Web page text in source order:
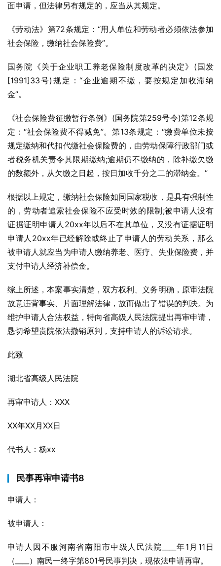
面申请，但法律另有规定的，应当从其规定。
《劳动法》第72条规定：“用人单位和劳动者必须依法参加
社会保险，缴纳社会保险费”。
国务院《关于企业职工养老保险制度改革的决定》(国发
[1991]33号)规定：“企业逾期不缴，要按规定加收滞纳
金”。
《社会保险费征缴暂行条例》(国务院第259号令)第12条规
定：“社会保险费不得减免”。第13条规定：“缴费单位未按
规定缴纳和代扣代缴社会保险费的，由劳动保障行政部门或
者税务机关责令其限期缴纳;逾期仍不缴纳的，除补缴欠缴
的数额外，从欠缴之日起，按日加收千分之二的滞纳金。”
根据以上规定，缴纳社会保险如同国家税收，是具有强制性
的，劳动者追索社会保险不应受时效的限制;被申请人没有
证据证明申请人20xx年以后不在其单位，又没有证据证明
申请人20xx年已经解除或终止了申请人的劳动关系，那么
被申请人就应当为申请人缴纳养老、医疗、失业保险费，并
支付申请人经济补偿金。
综上所述，本案事实清楚，双方权利、义务明确，原审法院
故意违背事实、片面理解法律，故而做出了错误的判决。为
维护申请人合法权益，特向省高级人民法院提出再审申请，
恳切希望贵院依法撤销原判，支持申请人的诉讼请求。
此致
湖北省高级人民法院
再审申请人：XXX
XX年XX月XX日
代书人：杨xx
民事再审申请书8
申请人：
被申请人：
申请人因不服河南省南阳市中级人民法院____年1月11日
（____）南民一终字第801号民事判决，现依法申请再审。